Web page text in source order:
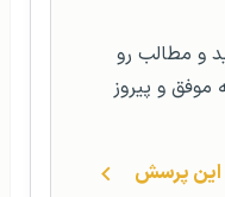
و مطالب رو
موفق و پیروز
این پرسش